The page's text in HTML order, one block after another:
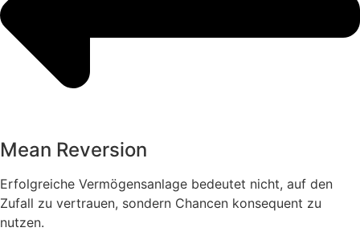
Mean Reversion
Erfolgreiche Vermögensanlage bedeutet nicht, auf den
Zufall zu vertrauen, sondern Chancen konsequent zu
nutzen.